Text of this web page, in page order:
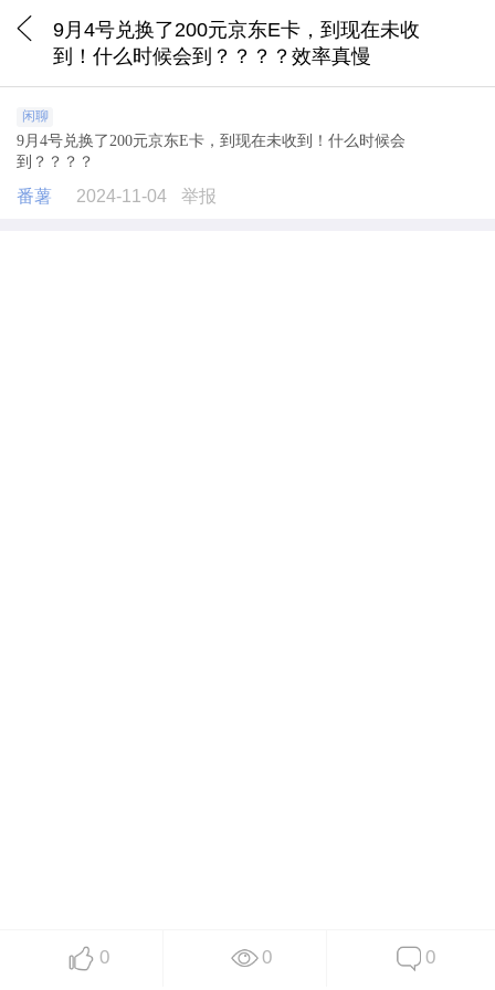
9月4号兑换了200元京东E卡，到现在未收
到！什么时候会到？？？？效率真慢
闲聊
9月4号兑换了200元京东E卡，到现在未收到！什么时候会
到？？？？
番薯 2024-11-04 举报
0 0 0